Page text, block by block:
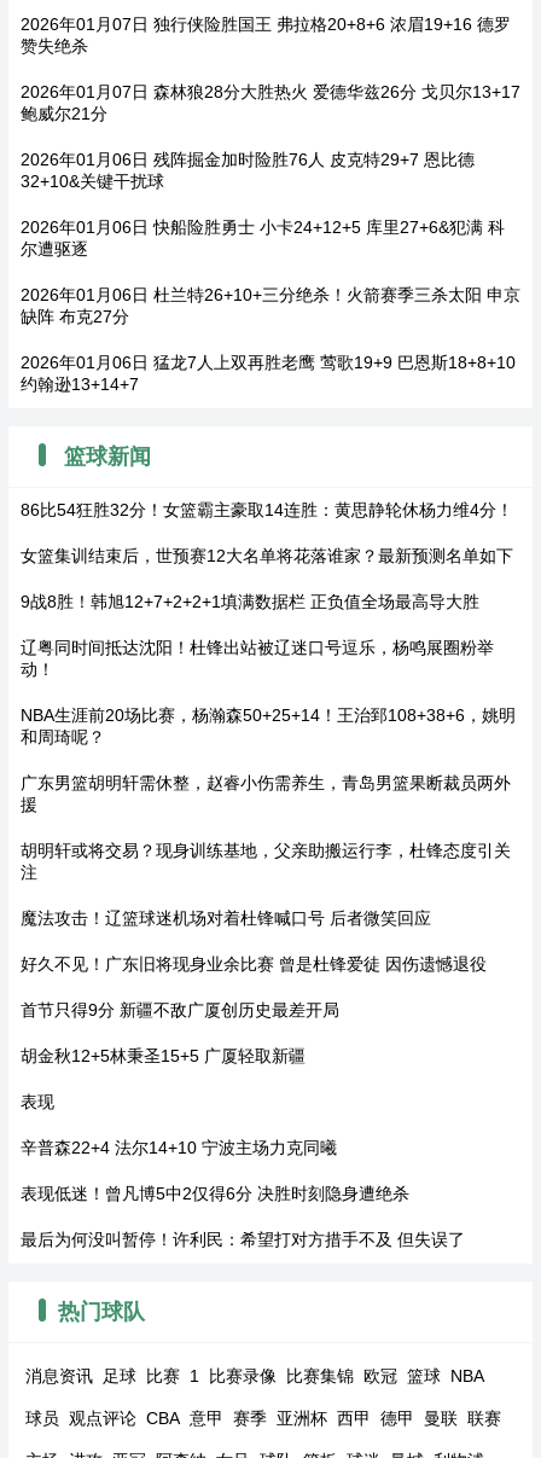
2026年01月07日 独行侠险胜国王 弗拉格20+8+6 浓眉19+16 德罗
赞失绝杀
2026年01月07日 森林狼28分大胜热火 爱德华兹26分 戈贝尔13+17
鲍威尔21分
2026年01月06日 残阵掘金加时险胜76人 皮克特29+7 恩比德
32+10&关键干扰球
2026年01月06日 快船险胜勇士 小卡24+12+5 库里27+6&犯满 科
尔遭驱逐
2026年01月06日 杜兰特26+10+三分绝杀！火箭赛季三杀太阳 申京
缺阵 布克27分
2026年01月06日 猛龙7人上双再胜老鹰 莺歌19+9 巴恩斯18+8+10
约翰逊13+14+7
篮球新闻
86比54狂胜32分！女篮霸主豪取14连胜：黄思静轮休杨力维4分！
女篮集训结束后，世预赛12大名单将花落谁家？最新预测名单如下
9战8胜！韩旭12+7+2+2+1填满数据栏 正负值全场最高导大胜
辽粤同时间抵达沈阳！杜锋出站被辽迷口号逗乐，杨鸣展圈粉举
动！
NBA生涯前20场比赛，杨瀚森50+25+14！王治郅108+38+6，姚明
和周琦呢？
广东男篮胡明轩需休整，赵睿小伤需养生，青岛男篮果断裁员两外
援
胡明轩或将交易？现身训练基地，父亲助搬运行李，杜锋态度引关
注
魔法攻击！辽篮球迷机场对着杜锋喊口号 后者微笑回应
好久不见！广东旧将现身业余比赛 曾是杜锋爱徒 因伤遗憾退役
首节只得9分 新疆不敌广厦创历史最差开局
胡金秋12+5林秉圣15+5 广厦轻取新疆
表现
辛普森22+4 法尔14+10 宁波主场力克同曦
表现低迷！曾凡博5中2仅得6分 决胜时刻隐身遭绝杀
最后为何没叫暂停！许利民：希望打对方措手不及 但失误了
热门球队
消息资讯 足球 比赛 1 比赛录像 比赛集锦 欧冠 篮球 NBA
球员 观点评论 CBA 意甲 赛季 亚洲杯 西甲 德甲 曼联 联赛